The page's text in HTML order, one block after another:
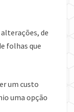
de
folhas que
um custo
uma opção